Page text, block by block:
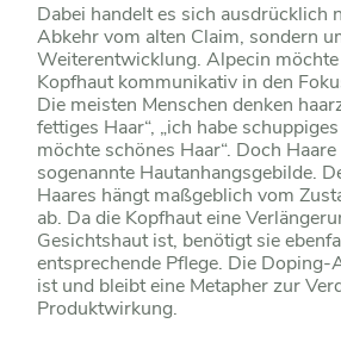
Dabei handelt es sich ausdrücklich
Abkehr vom alten Claim, sondern
Weiterentwicklung. Alpecin
Kopfhaut kommunikativ in den
Die meisten Menschen denken
fettiges Haar“, „ich habe schuppiges
möchte schönes Haar“. Doch
sogenannte Hautanhangsgebilde.
Haares hängt maßgeblich vom
ab. Da die Kopfhaut eine
Gesichtshaut ist, benötigt sie
entsprechende Pflege. Die Doping-
ist und bleibt eine Metapher zur
Produktwirkung.